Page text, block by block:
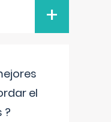
+
el
?